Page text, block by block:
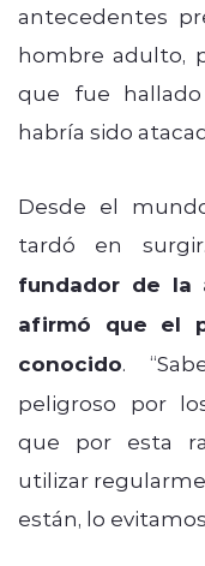
antecedentes
hombre adulto,
que fue
habría sido
Desde el
tardó en
fundador de la
afirmó que el
conocido.
peligroso por
que por esta
utilizar
están, lo